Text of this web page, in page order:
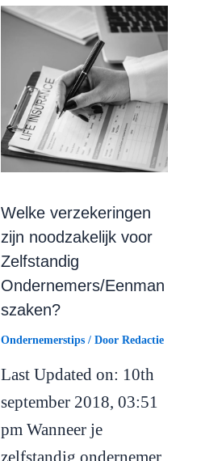
Welke verzekeringen
zijn noodzakelijk voor
Zelfstandig
Ondernemers/Eenman
szaken?
Ondernemerstips / DoorRedactie
Last Updated on: 10th
september 2018, 03:51
pm Wanneer je
zelfstandig ondernemer